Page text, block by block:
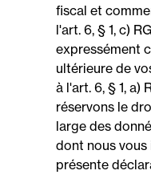
fiscal et
l'art. 6, § 1, c)
expressément
ultérieure de
à l'art. 6, § 1, a)
réservons le
large des
dont nous
présente